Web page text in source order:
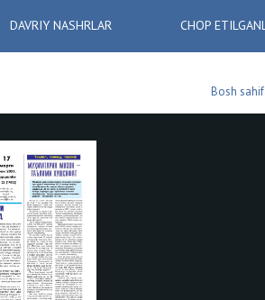
DAVRIY NASHRLAR CHOP
Bosh